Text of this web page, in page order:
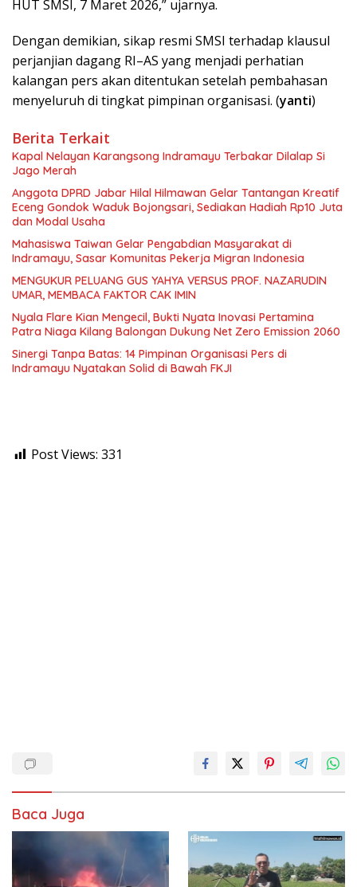
HUT SMSI, 7 Maret 2026,” ujarnya.
Dengan demikian, sikap resmi SMSI terhadap klausul
perjanjian dagang RI–AS yang menjadi perhatian
kalangan pers akan ditentukan setelah pembahasan
menyeluruh di tingkat pimpinan organisasi. (yanti)
Berita Terkait
Kapal Nelayan Karangsong Indramayu Terbakar Dilalap Si
Jago Merah
Anggota DPRD Jabar Hilal Hilmawan Gelar Tantangan Kreatif
Eceng Gondok Waduk Bojongsari, Sediakan Hadiah Rp10 Juta
dan Modal Usaha
Mahasiswa Taiwan Gelar Pengabdian Masyarakat di
Indramayu, Sasar Komunitas Pekerja Migran Indonesia
MENGUKUR PELUANG GUS YAHYA VERSUS PROF. NAZARUDIN
UMAR, MEMBACA FAKTOR CAK IMIN
Nyala Flare Kian Mengecil, Bukti Nyata Inovasi Pertamina
Patra Niaga Kilang Balongan Dukung Net Zero Emission 2060
Sinergi Tanpa Batas: 14 Pimpinan Organisasi Pers di
Indramayu Nyatakan Solid di Bawah FKJI
Post Views: 331
Baca Juga